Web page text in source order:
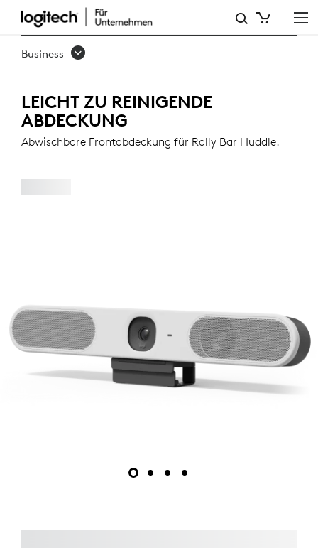
LEICHT
ZU
ABDECKUNG
FÜR
RALLY
BAR
HUDDLE
Business
LEICHT ZU REINIGENDE
ABDECKUNG
Abwischbare Frontabdeckung für Rally Bar Huddle.